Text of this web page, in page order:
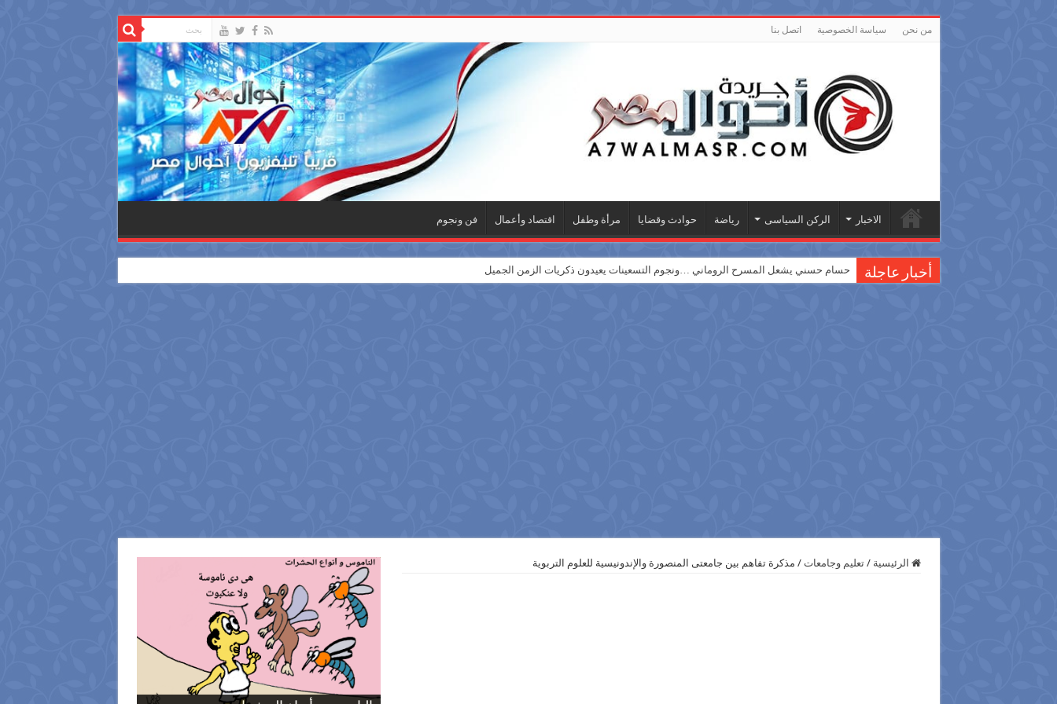
من نحن سياسة الخصوصية اتصل بنا
الاخبار الركن السياسى رياضة حوادث وقضايا مرأة وطفل اقتصاد وأعمال فن ونجوم
أخبار عاجلة حسام حسني يشعل المسرح الروماني …ونجوم التسعينات يعيدون ذكريات الزمن الجميل
الرئيسية / تعليم وجامعات / مذكرة تفاهم بين جامعتى المنصورة والإندونيسية للعلوم التربوية